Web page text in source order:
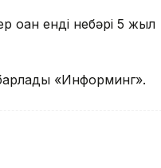
оған енді небәрі 5 жыл
«Информинг».